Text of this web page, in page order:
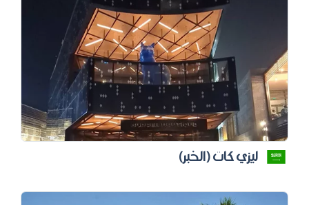
ليزي كات (الخبر)